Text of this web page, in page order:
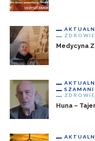
Medycyna
Huna –